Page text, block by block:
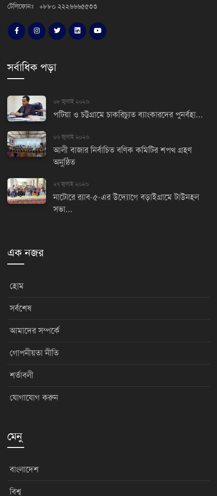
টেলিফোনঃ +৮৮০ ২২২৬৬৬৫৫৩৩
সর্বাধিক পড়া
০৮ জুলাই ২০২৬
পটিয়া ও চট্টগ্রামে চাকরিচ্যুত ব্যাংকারদের পুনর্বহা...
০৬ জুলাই ২০২৬
আলী বাজার নির্বাচিত বণিক কমিটির শপথ গ্রহণ
অনুষ্ঠিত
২৭ জুলাই ২০২৬
নাটোরে র‌্যাব-৫-এর উদ্যোগে বড়াইগ্রামে টাউনহল
সভা...
এক নজর
হোম
সর্বশেষ
আমাদের সম্পর্কে
গোপনীয়তা নীতি
শর্তাবলী
যোগাযোগ করুন
মেনু
বাংলাদেশ
বিশ্ব